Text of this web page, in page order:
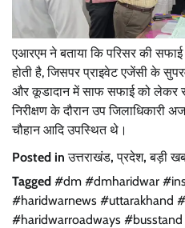
एआरएम ने बताया कि परिसर की
होती है, जिसपर प्राइवेट एजेंसी के
और कूडादान में साफ सफाई को लेकर
निरीक्षण के दौरान उप जिलाधिकारी
चौहान आदि उपस्थित थे।
Posted inउत्तराखंड,प्रदेश,बड़ी
Tagged #dm #dmharidwar
#haridwarnews #uttarakhand
#haridwarroadways #busstand